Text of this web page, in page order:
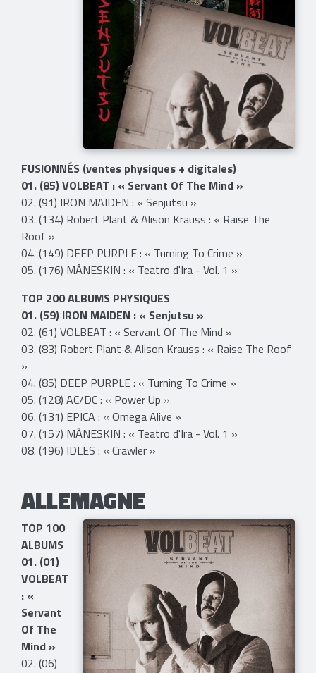
FUSIONNÉS (ventes physiques + digitales)
01. (85) VOLBEAT : « Servant Of The Mind »
02. (91) IRON MAIDEN : « Senjutsu »
03. (134) Robert Plant & Alison Krauss : « Raise The
Roof »
04. (149) DEEP PURPLE : « Turning To Crime »
05. (176) MÅNESKIN : « Teatro d'Ira - Vol. 1 »
TOP 200 ALBUMS PHYSIQUES
01. (59) IRON MAIDEN : « Senjutsu »
02. (61) VOLBEAT : « Servant Of The Mind »
03. (83) Robert Plant & Alison Krauss : « Raise The Roof
»
04. (85) DEEP PURPLE : « Turning To Crime »
05. (128) AC/DC : « Power Up »
06. (131) EPICA : « Omega Alive »
07. (157) MÅNESKIN : « Teatro d'Ira - Vol. 1 »
08. (196) IDLES : « Crawler »
ALLEMAGNE
TOP 100
ALBUMS
01. (01)
VOLBEAT
: «
Servant
Of The
Mind »
02. (06)